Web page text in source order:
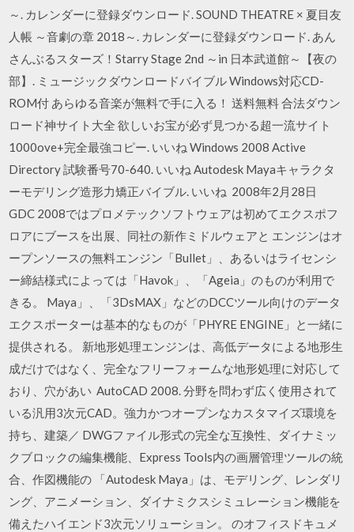
～. カレンダーに登録ダウンロード. SOUND THEATRE × 夏目友
人帳 ～音劇の章 2018～. カレンダーに登録ダウンロード. あん
さんぶるスターズ！Starry Stage 2nd ～in 日本武道館～【夜の
部】. ミュージックダウンロードバイブル Windows対応CD-
ROM付 あらゆる音楽が無料で手に入る！ 送料無料 合法ダウン
ロード神サイト大全 欲しいお宝が必ず見つかる超一流サイト
1000ove+完全最強コピー. いいね Windows 2008 Active
Directory 試験番号70-640. いいね Autodesk Mayaキャラクタ
ーモデリング造形力矯正バイブル. いいね 2008年2月28日
GDC 2008ではプロメテックソフトウェアは初めてエクスポフ
ロアにブースを出展、同社の新作ミドルウェアと エンジンはオ
ープンソースの無料エンジン「Bullet」、あるいはライセンシ
ー締結様式によっては「Havok」、「Ageia」のものが利用で
きる。 Maya」、「3DsMAX」などのDCCツール向けのデータ
エクスポーターは基本的なものが「PHYRE ENGINE」と一緒に
提供される。 新地形処理エンジンは、高低データによる地形生
成だけではなく、完全なフリーフォームな地形処理に対応して
おり、穴があい AutoCAD 2008. 分野を問わず広く使用されて
いる汎用3次元CAD。強力かつオープンなカスタマイズ環境を
持ち、建築／ DWGファイル形式の完全な互換性、ダイナミッ
クブロックの編集機能、Express Tools内の画層管理ツールの統
合、作図機能の 「Autodesk Maya」は、モデリング、レンダリ
ング、アニメーション、ダイナミクスシミュレーション機能を
備えたハイエンド3次元ソリューション。 のオフィスドキュメ